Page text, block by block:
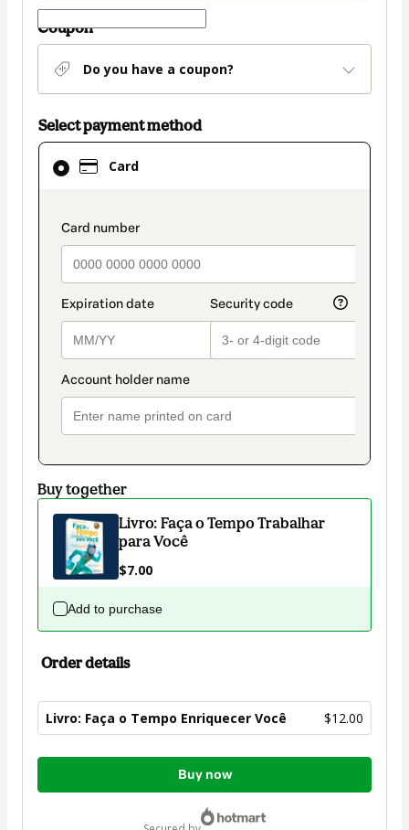
Coupon
Do you have a coupon?
Select payment method
Card
payment_data.section_title_v2
Card
selected
method
Buy together
Livro: Faça o Tempo Trabalhar
para Você
$7.00
Add to purchase
Order details
Livro: Faça o Tempo Enriquecer Você $12.00
Total
Buy now